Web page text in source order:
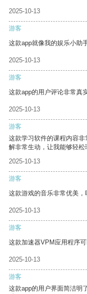
2025-10-13
游客
这款app就像我的娱乐小助
2025-10-13
游客
这款app的用户评论非常真
2025-10-13
游客
这款学习软件的课程内容
解非常生动，让我能够轻松
2025-10-13
游客
这款游戏的音乐非常优美，
2025-10-13
游客
这款加速器VPM应用程序
2025-10-13
游客
这款app的用户界面简洁明